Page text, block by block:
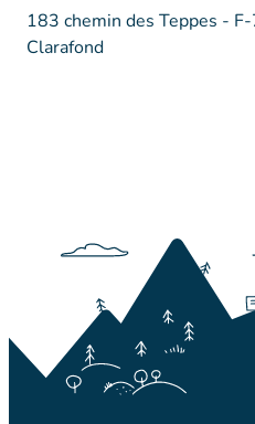
183 chemin des Teppes -
Clarafond